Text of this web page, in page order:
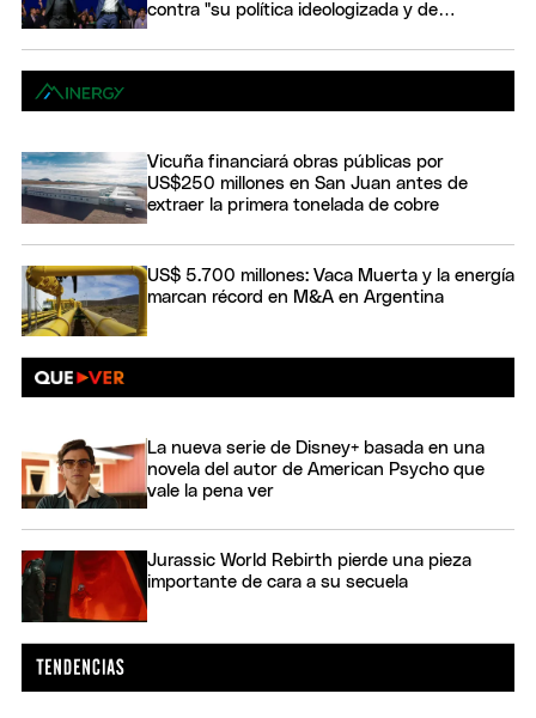
contra "su política ideologizada y de
Vicuña financiará obras públicas por
US$250 millones en San Juan antes de
extraer la primera tonelada de cobre
US$ 5.700 millones: Vaca Muerta y la energía
marcan récord en M&A en Argentina
La nueva serie de Disney+ basada en una
novela del autor de American Psycho que
vale la pena ver
Jurassic World Rebirth pierde una pieza
importante de cara a su secuela